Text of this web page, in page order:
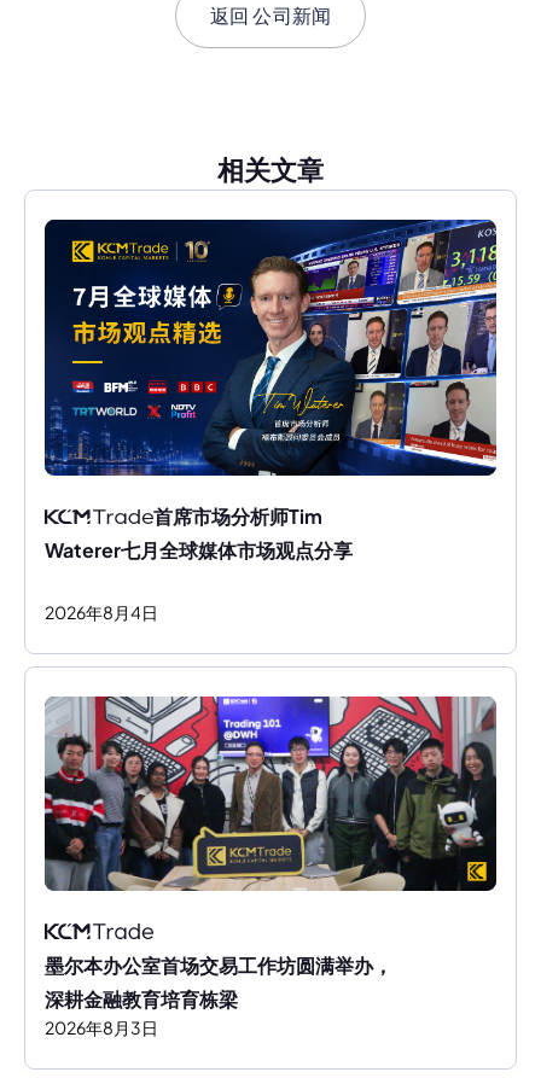
返回公司新闻
相关文章
首席市场分析师Tim
Waterer七月全球媒体市场观点分享
2026年8 月4日
墨尔本办公室首场交易工作坊圆满举办，
深耕金融教育培育栋梁
2026年8 月 3日